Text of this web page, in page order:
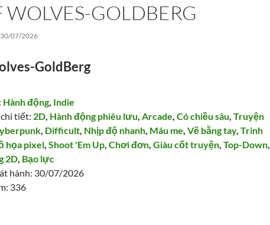
WOLVES-GOLDBERG
30/07/2026
GoldBerg
Hành động, Indie
tiết: 2D, Hành động phiêu lưu,Arcade,Có chiều sâu,Truyện
, Difficult, Nhịp độ nhanh, Máu me,Vẽ bằng tay,Trinh
họa pixel,Shoot 'Em Up,Chơi đơn,Giàu cốt truyện,Top-Down,
2D, Bạo lực
hành: 30/07/2026
336